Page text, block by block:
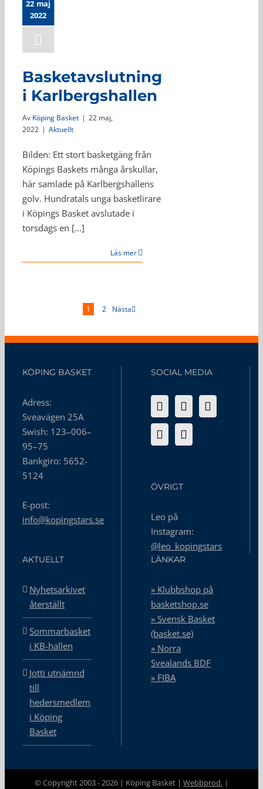
22 maj
2022
Basketavslutning
i Karlbergshallen
Av Köping Basket | 22 maj,
2022 | Aktuellt
Bilden: Ett stort basketgäng från
Köpings Baskets många årskullar,
här samlade på Karlbergshallens
golv. Hundratals unga basketlirare
i Köpings Basket avslutade i
torsdags en [...]
Läs mer
1 2 Nästa
KÖPING BASKET
Adress:
Sveavägen 25A
Swish: 123–006–
95–75
Bankgiro: 5652-
5124
E-post:
info@kopingstars.se
SOCIAL MEDIA
ÖVRIGT
Leo på
Instagram:
@leo_kopingstars
AKTUELLT
Nyhetsarkivet
återställt
Sommarbasket
i KB-hallen
Jotti utnämnd
till
hedersmedlem
i Köping
Basket
LÄNKAR
» Klubbshop på
basketshop.se
» Svensk Basket
(basket.se)
» Norra
Svealands BDF
» FIBA
© Copyright 2003 -2026 | Köping Basket | Webbprod. |